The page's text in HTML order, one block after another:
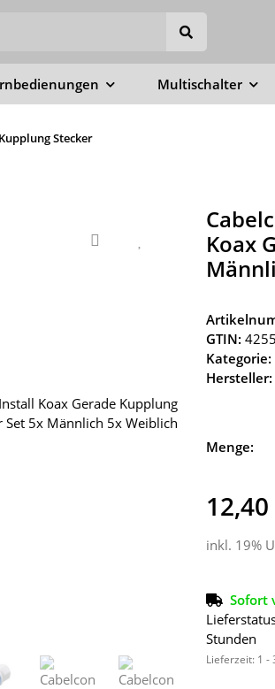
Multischalter
Stecker
Koax
GTIN:
Kategorie:
Hersteller:
Menge:
inkl. 19%
Sofort
Stunden
Lieferzeit: 1 -